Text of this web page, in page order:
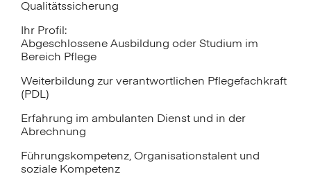
Qualitätssicherung
Ihr Profil:
Abgeschlossene Ausbildung oder Studium im
Bereich Pflege
Weiterbildung zur verantwortlichen Pflegefachkraft
(PDL)
Erfahrung im ambulanten Dienst und in der
Abrechnung
Führungskompetenz, Organisationstalent und
soziale Kompetenz